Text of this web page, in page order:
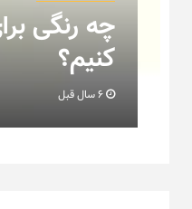
چه رنگی
کنیم؟